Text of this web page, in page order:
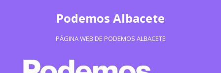
Podemos Albacete
PÁGINA WEB DE PODEMOS ALBACETE